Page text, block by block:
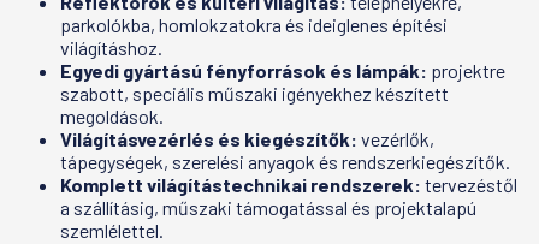
parkolókba, homlokzatokra és ideiglenes építési
világításhoz.
Egyedi gyártású fényforrások és lámpák: projektre
szabott, speciális műszaki igényekhez készített
megoldások.
Világításvezérlés és kiegészítők: vezérlők,
tápegységek, szerelési anyagok és rendszerkiegészítők.
Komplett világítástechnikai rendszerek: tervezéstől
a szállításig, műszaki támogatással és projektalapú
szemlélettel.